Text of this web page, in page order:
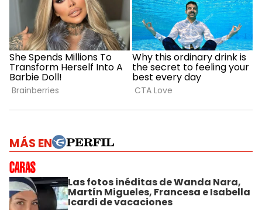
MÁS EN
Las fotos inéditas de Wanda Nara,
Martín Migueles, Francesa e Isabella
Icardi de vacaciones